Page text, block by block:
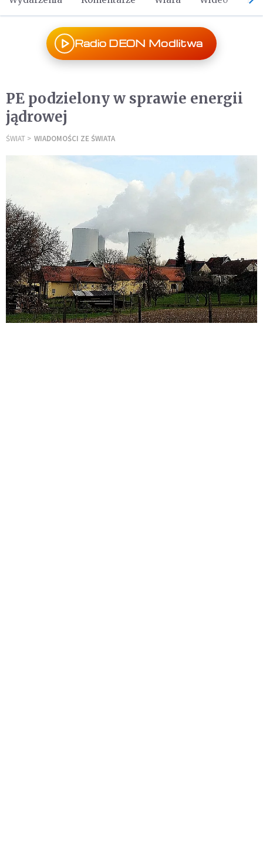
Radio DEON Modlitwa
PE podzielony w sprawie energii
jądrowej
ŚWIAT WIADOMOŚCI ZE ŚWIATA